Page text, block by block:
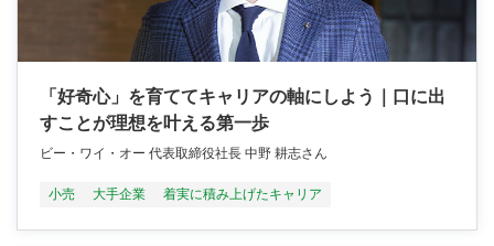
「好奇心」を育ててキャリアの軸にしよう｜口に出
すことが理想を叶える第一歩
ビー・ワイ・オー 代表取締役社長 中野 耕志さん
小売 大手企業 着実に積み上げたキャリア